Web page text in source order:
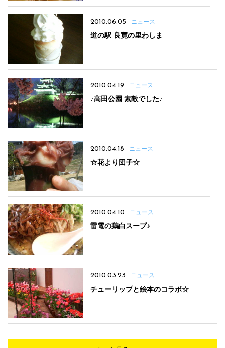
2010.06.05 ニュース
道の駅 良寛の里わしま
2010.04.19 ニュース
♪高田公園 素敵でした♪
2010.04.18 ニュース
☆花より団子☆
2010.04.10 ニュース
雷電の鶏白スープ♪
2010.03.23 ニュース
チューリップと絵本のコラボ☆